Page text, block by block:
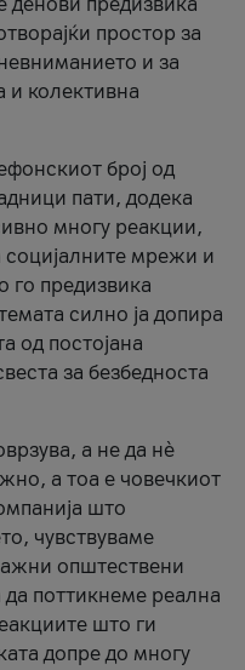
простор за
и за
и колективна
број од
пати, додека
многу реакции,
мрежи и
го предизвика
силно ја допира
од постојана
за безбедноста
а не да нè
а тоа е човечкиот
што
чувствуваме
општествени
поттикнеме реална
што ги
допре до многу